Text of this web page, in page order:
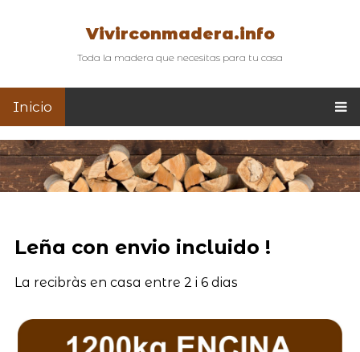
Vivirconmadera.info
Toda la madera que necesitas para tu casa
Inicio
Leña con envio incluido !
La recibràs en casa entre 2 i 6 dias